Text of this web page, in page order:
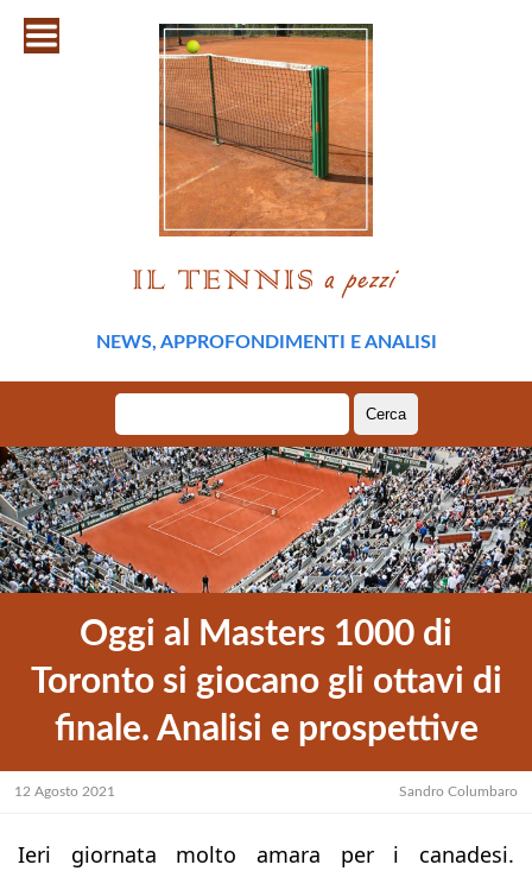
NEWS, APPROFONDIMENTI E ANALISI
per:
Oggi al Masters 1000 di
Toronto si giocano gli ottavi di
finale. Analisi e prospettive
12 Agosto 2021 Sandro Columbaro
Ieri giornata molto amara per i canadesi.